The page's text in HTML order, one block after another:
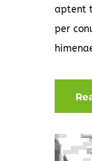
aptent
per